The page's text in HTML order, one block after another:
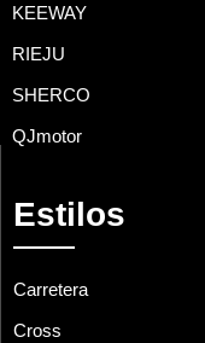
KEEWAY
RIEJU
SHERCO
QJmotor
Estilos
Carretera
Cross